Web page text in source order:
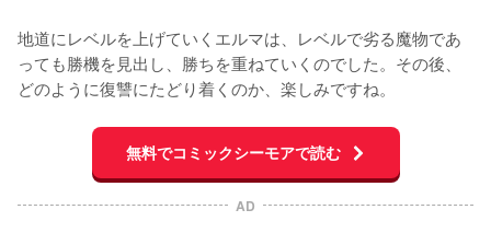
地道にレベルを上げていくエルマは、レベルで劣る魔物であ
っても勝機を見出し、勝ちを重ねていくのでした。その後、
どのように復讐にたどり着くのか、楽しみですね。
無料でコミックシーモアで読む
AD